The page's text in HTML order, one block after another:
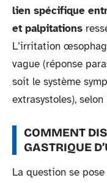
lien spécifique
et palpitations
L’irritation
vague (réponse
soit le système
extrasystoles),
COMMENT
GASTRIQUE
La question se